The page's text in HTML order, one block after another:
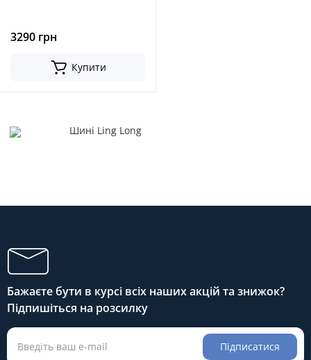
3290 грн
Купити
Шині Ling Long
Бажаєте бути в курсі всіх наших акцій та знижок?
Підпишіться на розсилку
Підписатися